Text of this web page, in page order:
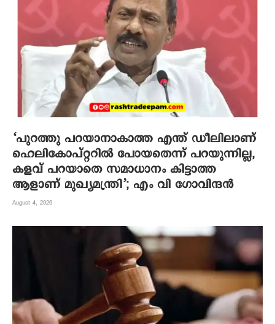
‘പുറത്തു പറയാനാകാത്ത എന്ത് ഡീലിലാണ്
ഹെലികോപ്റ്ററിൽ പോയതെന്ന് പറയുന്നില്ല,
കളവ് പറയാതെ സമാധാനം കിട്ടാത്ത
ആളാണ് മുഖ്യമന്ത്രി’; എം വി ഗോവിന്ദൻ
August 4, 2026